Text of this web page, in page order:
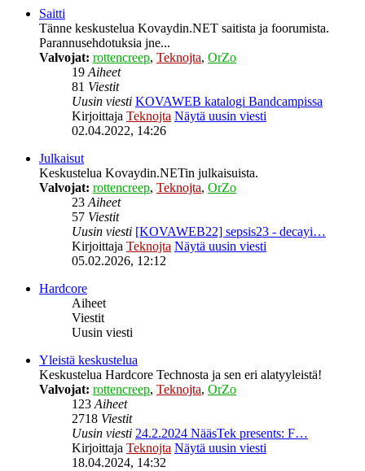
Saitti
Tänne keskustelua Kovaydin.NET saitista ja foorumista.
Parannusehdotuksia jne...
Valvojat: rottencreep, Teknojta, OrZo
19Aiheet
81 Viestit
Uusin viesti KOVAWEB katalogi Bandcampissa
Kirjoittaja Teknojta Näytä uusin viesti
02.04.2022, 14:26
Julkaisut
Keskustelua Kovaydin.NETin julkaisuista.
Valvojat: rottencreep, Teknojta, OrZo
23Aiheet
57 Viestit
Uusin viesti [KOVAWEB22] sepsis23 - decayi…
Kirjoittaja Teknojta Näytä uusin viesti
05.02.2026, 12:12
Hardcore
Aiheet
Viestit
Uusin viesti
Yleistä keskustelua
Keskustelua Hardcore Technosta ja sen eri alatyyleistä!
Valvojat: rottencreep, Teknojta, OrZo
123Aiheet
2718 Viestit
Uusin viesti 24.2.2024 NääsTek presents: F…
Kirjoittaja Teknojta Näytä uusin viesti
18.04.2024, 14:32